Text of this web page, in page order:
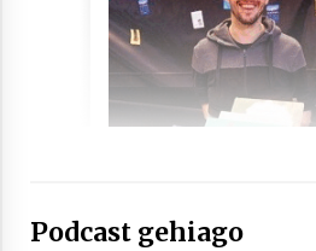
Podcast gehiago